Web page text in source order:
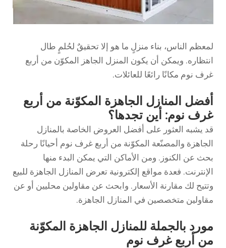
لمعظم الناس، بناء منزلٍ ما هو إلا تحقيقٌ لحُلمٍ طال
انتظاره. ويمكن أن يكون المنزل الجاهز المكوّن من أربع
غرف نوم مكانًا رائعًا للعائلات.
أفضل المنازل الجاهزة المكوّنة من أربع
غرف نوم: أين تجدها؟
قد يشبه العثور على أفضل العروض الخاصة بالمنازل
الجاهزة والمصنّعة المكوّنة من أربع غرف نوم أحيانًا رحلة
بحث عن الكنوز. ومن الأماكن التي يمكن البدء منها
الإنترنت. فعدة مواقع إلكترونية تعرض المنازل الجاهزة للبيع
وتتيح لك مقارنة الأسعار. وابحث عن مقاولين محليين أو عن
مقاولين متخصصين في المنازل الجاهزة.
مورد بالجملة للمنازل الجاهزة المكوّنة
من أربع غرف نوم